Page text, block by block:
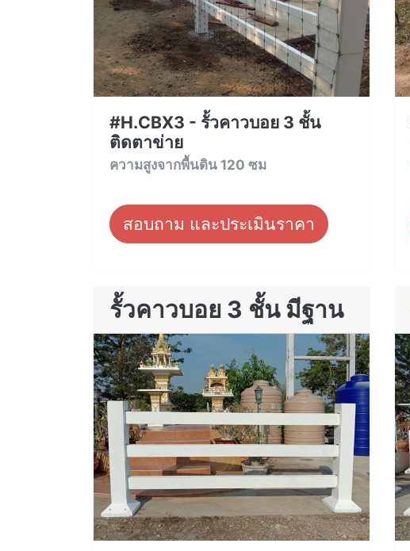
#H.CBX3 - รั้วคาวบอย 3 ชั้น
ติดตาข่าย
ความสูงจากพื้นดิน 120 ซม
สอบถาม และประเมินราคา
รั้วคาวบอย 3 ชั้น มีฐาน